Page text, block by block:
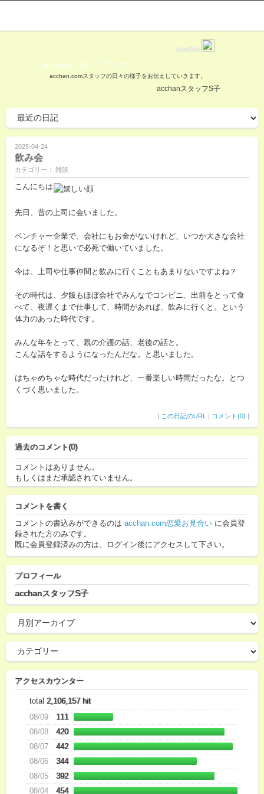
love2log
acchanスタッフブログ
acchan.comスタッフの日々の様子をお伝えしていきます。
acchanスタッフS子
2025-04-24
飲み会
カテゴリー： 雑談
こんにちは
先日、昔の上司に会いました。
ベンチャー企業で、会社にもお金がないけれど、いつか大きな会社
になるぞ！と思いで必死で働いていました。
今は、上司や仕事仲間と飲みに行くこともあまりないですよね？
その時代は、夕飯もほぼ会社でみんなでコンビニ、出前をとって食
べて、夜遅くまで仕事して、時間があれば、飲みに行くと。という
体力のあった時代です。
みんな年をとって、親の介護の話、老後の話と。
こんな話をするようになったんだな。と思いました。
はちゃめちゃな時代だったけれど、一番楽しい時間だったな。とつ
くづく思いました。
| この日記のURL | コメント(0) |
過去のコメント(0)
コメントはありません。
もしくはまだ承認されていません。
コメントを書く
コメントの書込みができるのは acchan.com恋愛お見合い に会員登
録された方のみです。
既に会員登録済みの方は、ログイン後にアクセスして下さい。
プロフィール
acchanスタッフS子
アクセスカウンター
total 2,106,157 hit
08/09
111
08/08
420
08/07
442
08/06
344
08/05
392
08/04
454